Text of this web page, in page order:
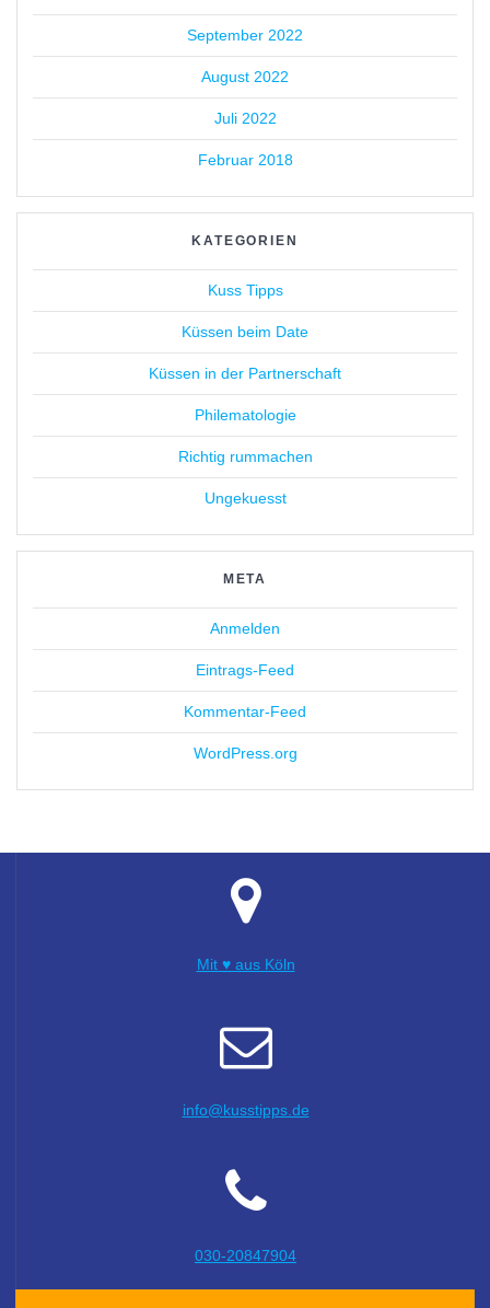
September 2022
August 2022
Juli 2022
Februar 2018
KATEGORIEN
Kuss Tipps
Küssen beim Date
Küssen in der Partnerschaft
Philematologie
Richtig rummachen
Ungekuesst
META
Anmelden
Eintrags-Feed
Kommentar-Feed
WordPress.org
Mit ♥ aus Köln
info@kusstipps.de
030-20847904